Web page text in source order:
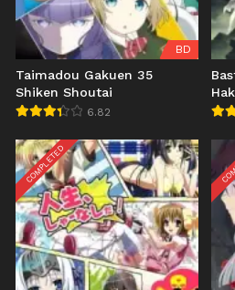
BD
Taimadou Gakuen 35
Shiken Shoutai
6.82
COMPLETED